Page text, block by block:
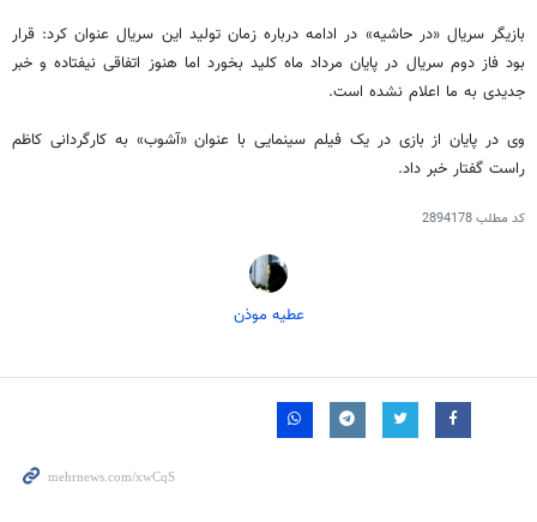
بازیگر سریال «در حاشیه» در ادامه درباره زمان تولید این سریال عنوان کرد: قرار
بود فاز دوم سریال در پایان مرداد ماه کلید بخورد اما هنوز اتفاقی نیفتاده و خبر
جدیدی به ما اعلام نشده است.
وی در پایان از بازی در یک فیلم سینمایی با عنوان «آشوب» به کارگردانی کاظم
راست گفتار خبر داد.
کد مطلب2894178
عطیه موذن